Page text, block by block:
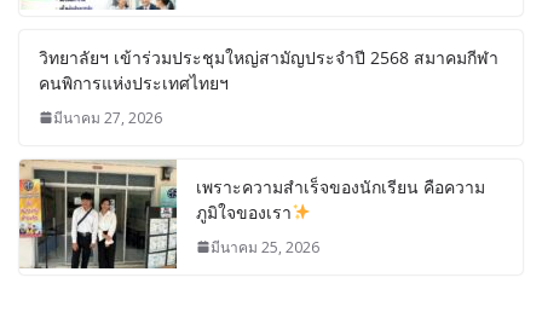
วิทยาลัยฯ เข้าร่วมประชุมใหญ่สามัญประจำปี 2568 สมาคมกีฬา
คนพิการแห่งประเทศไทยฯ
มีนาคม 27, 2026
เพราะความสำเร็จของนักเรียน คือความ
ภูมิใจของเรา
มีนาคม 25, 2026